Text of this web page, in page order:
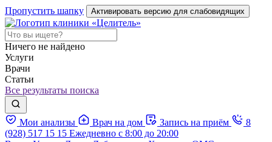
Пропустить шапку Активировать версию для слабовидящих
Ничего не найдено
Услуги
Врачи
Статьи
Все результаты поиска
Мои анализы Врач на дом Запись на приём
8
(928) 517 15 15 Ежедневно с 8:00 до 20:00